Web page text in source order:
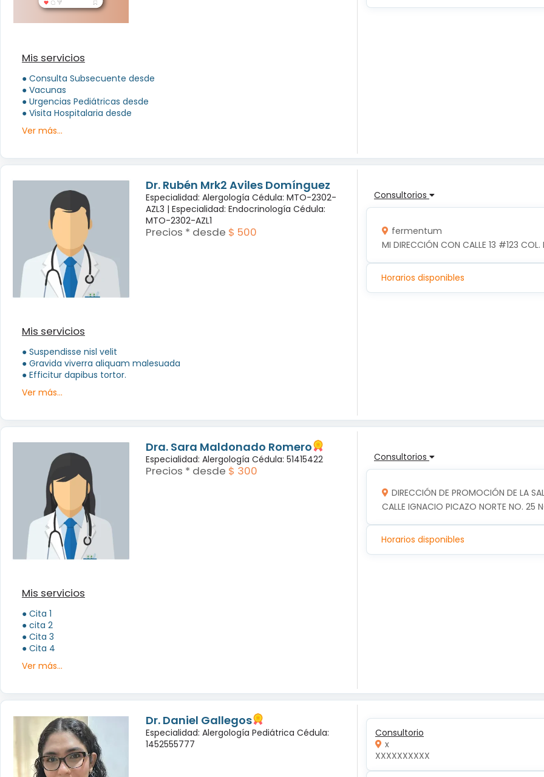
Mis servicios
● Consulta Subsecuente desde
● Vacunas
● Urgencias Pediátricas desde
● Visita Hospitalaria desde
Ver más...
Dr. Rubén Mrk2 Aviles Domínguez
Especialidad: Alergología Cédula: MTO-2302-
AZL3 | Especialidad: Endocrinología Cédula:
MTO-2302-AZL1
Precios * desde $ 500
Mis servicios
● Suspendisse nisl velit
● Gravida viverra aliquam malesuada
● Efficitur dapibus tortor.
Ver más...
Consultorios
fermentum
MI DIRECCIÓN CON CALLE 13 #123 COL.
Horarios disponibles
Dra. Sara Maldonado Romero
Especialidad: Alergología Cédula: 51415422
Precios * desde $ 300
Mis servicios
● Cita 1
● cita 2
● Cita 3
● Cita 4
Ver más...
Consultorios
DIRECCIÓN DE PROMOCIÓN DE LA
CALLE IGNACIO PICAZO NORTE NO. 25
Horarios disponibles
Dr. Daniel Gallegos
Especialidad: Alergología Pediátrica Cédula:
1452555777
Consultorio
x
XXXXXXXXXX